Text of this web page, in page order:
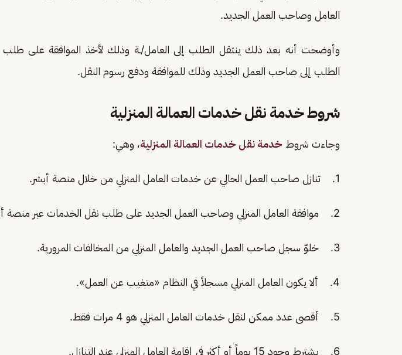
العامل وصاحب العمل الجديد.
وأوضحت أنه بعد ذلك ينتقل الطلب إلى العامل/ـة وذلك لأخذ الموافقة على طلب
الطلب إلى صاحب العمل الجديد وذلك للموافقة ودفع رسوم النقل.
شروط خدمة نقل خدمات العمالة المنزلية
وجاءت شروط خدمة نقل خدمات العمالة المنزلية، وهي:
1. تنازل صاحب العمل الحالي عن خدمات العامل المنزلي من خلال منصة أبشر.
2. موافقة العامل المنزلي وصاحب العمل الجديد على طلب نقل الخدمات عبر منصة أبشر خلال 7 أيام.
3. خلوّ سجل صاحب العمل الجديد والعامل المنزلي من المخالفات المرورية.
4. ألا يكون العامل المنزلي مسجلاً في النظام «متغيب عن العمل».
5. أقصى عدد ممكن لنقل خدمات العامل المنزلي هو 4 مرات فقط.
6. يشترط وجود 15 يوماً أو أكثر في إقامة العامل المنزلي عند التنازل.